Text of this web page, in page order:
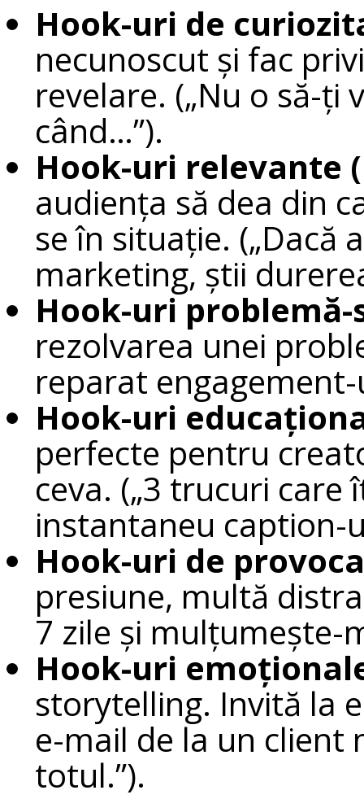
Hook-uri de
necunoscut și fac
revelare. („Nu o să-ți
când…”).
Hook-uri relevante
audiența să dea din
se în situație. („Dacă
marketing, știi
Hook-uri
rezolvarea unei
reparat
Hook-uri
perfecte pentru
ceva. („3 trucuri
instantaneu caption-
Hook-uri de
presiune, multă
7 zile și mulțumește-
Hook-uri
storytelling. Invită la
e-mail de la un client
totul.”).